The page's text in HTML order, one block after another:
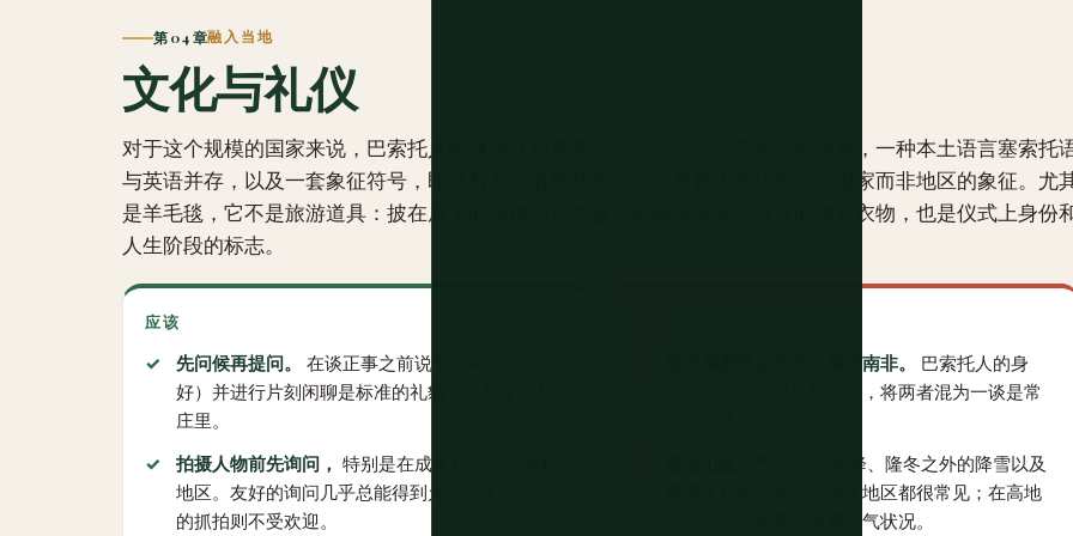
第 04 章融入当地
文化与礼仪
对于这个规模的国家来说，巴索托人的身份认同异常统一：一个占主导地位的族群，一种本土语言塞索托
与英语并存，以及一套象征符号，即莫科罗特洛帽和羊毛毯，所有人都认为这是国家而非地区的象征。尤
是羊毛毯，它不是旅游道具：披在肩上的塞纳马雷纳毯，是高海拔地区日常的御寒衣物，也是仪式上身份
人生阶段的标志。
应该
先问候再提问。
在谈正事之前说“Lumela”（你
好）并进行片刻闲聊是标准的礼貌，尤其是在村
庄里。
拍摄人物前先询问， 特别是在成年礼仪式或乡村
地区。友好的询问几乎总能得到允许；未经询问
的抓拍则不受欢迎。
假设莱索托在文化上属于南非。
巴索托人的身
份、语言和历史是独特的，将两者混为一谈是常
气温骤降、隆冬之外的降雪以及
夏季午后的雷暴在高海拔地区都很常见；在高地
驾车或徒步前务必查看天气状况。